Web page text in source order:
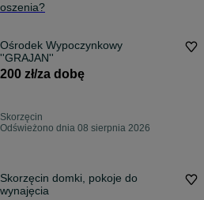
Ośrodek Wypoczynkowy
''GRAJAN''
200 zł/za dobę
Skorzęcin
Odświeżono dnia 08 sierpnia 2026
Skorzęcin domki, pokoje do
wynajęcia